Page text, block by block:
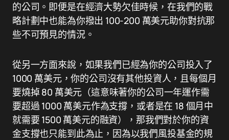
的公司。即便是在經濟大勢欠佳時候，在我們的戰
略計劃中也能為你撥出 100-200 萬美元助你對抗那
些不可預見的情況。
從另一方面來說，如果我們已經為你的公司投入了
1000 萬美元，你的公司沒有其他投資人，且每個月
要燒掉 80 萬美元（這意味著你的公司一年運作需
要超過 1000 萬美元作為支撐，或者是在 18 個月中
就需要 1500 萬美元的融資），那我們對於你的資
金支撐也只能到此為止，因為以我們風投基金的規